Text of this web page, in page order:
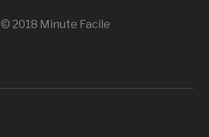
© 2018 Minute Facile